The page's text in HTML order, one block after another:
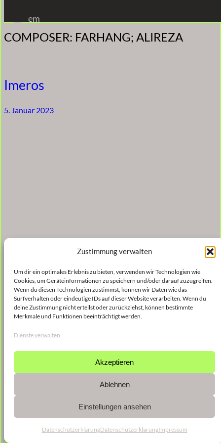
Zustimmung verwalten
Um dir ein optimales Erlebnis zu bieten, verwenden wir Technologien wie
Cookies, um Geräteinformationen zu speichern und/oder darauf zuzugreifen.
Wenn du diesen Technologien zustimmst, können wir Daten wie das
Surfverhalten oder eindeutige IDs auf dieser Website verarbeiten. Wenn du
deine Zustimmung nicht erteilst oder zurückziehst, können bestimmte
Merkmale und Funktionen beeinträchtigt werden.
Dienste verwalten
Akzeptieren
Ablehnen
Einstellungen ansehen
DatenschutzerklärungDatenschutzerklärungImpressum
Inhalt
springen
em
COMPOSER: FARHANG; ALIREZA
Imeros
5. Januar 2023